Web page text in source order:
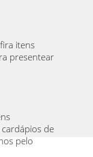
itens
presentear
de
pelo